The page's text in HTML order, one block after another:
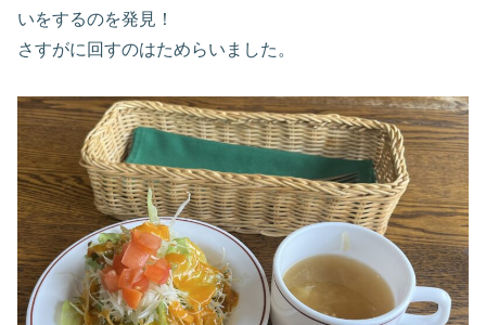
いをするのを発見！
さすがに回すのはためらいました。